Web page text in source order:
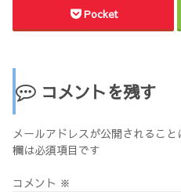
Pocket
コメントを残す
メールアドレスが公開されること
欄は必須項目です
コメント ※